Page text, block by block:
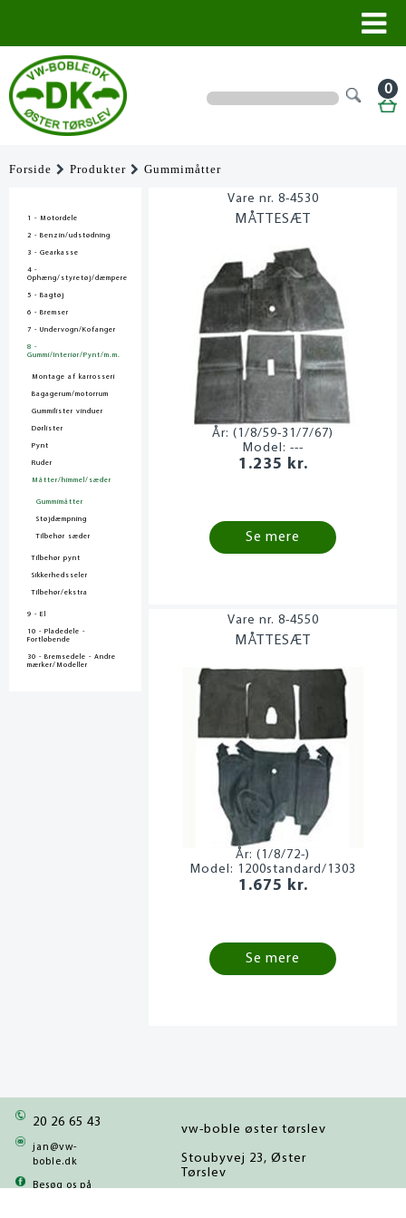
0
Forside Produkter Gummimåtter
1 - Motordele
2 - Benzin/udstødning
3 - Gearkasse
4 -
Ophæng/styretøj/dæmpere
5 - Bagtøj
6 - Bremser
7 - Undervogn/Kofanger
8 -
Gummi/Interiør/Pynt/m.m.
Montage af karrosseri
Bagagerum/motorrum
Gummilister vinduer
Dørlister
Pynt
Ruder
Måtter/himmel/sæder
Gummimåtter
Støjdæmpning
Tilbehør sæder
Tilbehør pynt
Sikkerhedsseler
Tilbehør/ekstra
9 - El
10 - Pladedele -
Fortløbende
30 - Bremsedele - Andre
mærker/Modeller
8-4530
MÅTTESÆT
År:(1/8/59-31/7/67)
Model: ---
1.235 kr.
Se mere
8-4550
MÅTTESÆT
År:(1/8/72-)
Model: 1200standard/1303
1.675 kr.
Se mere
20 26 65 43
jan@vw-
boble.dk
Besøg os på
vw-boble øster tørslev
Stoubyvej 23, Øster
Tørslev